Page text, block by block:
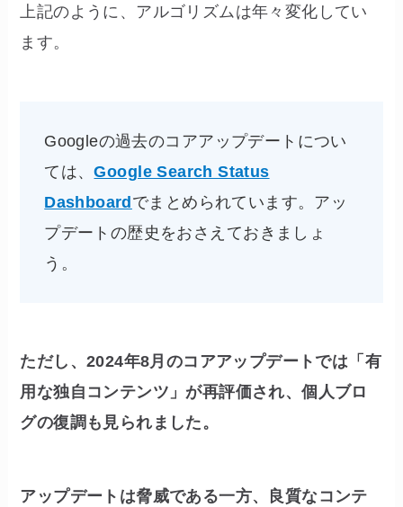
上記のように、アルゴリズムは年々変化してい
ます。
Googleの過去のコアアップデートについ
ては、Google Search Status
Dashboardでまとめられています。アッ
プデートの歴史をおさえておきましょ
う。
ただし、2024年8月のコアアップデートでは「有
用な独自コンテンツ」が再評価され、個人ブロ
グの復調も見られました。
アップデートは脅威である一方、良質なコンテ